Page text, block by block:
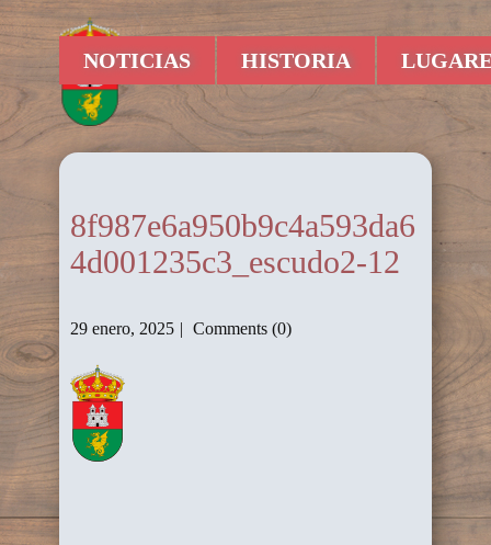
NOTICIAS HISTORIA
8f987e6a950b9c4a593da6
4d001235c3_escudo2-12
29 enero, 2025 Comments (0)